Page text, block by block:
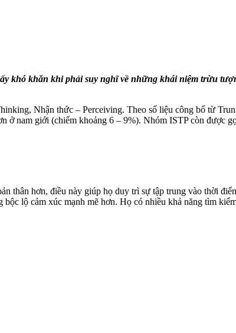
khó khăn khi phải suy nghĩ về những khái niệm trừu
Nhận thức – Perceiving. Theo số liệu công bố từ
ở nam giới (chiếm khoảng 6 – 9%). Nhóm ISTP còn được
thân hơn, điều này giúp họ duy trì sự tập trung vào thời
lộ cảm xúc mạnh mẽ hơn. Họ có nhiều khả năng tìm